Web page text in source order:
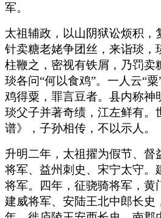
军。
太祖辅政，以山阴狱讼烦积，
针卖糖老姥争团丝，来诣琰，
柱鞭之，密视有铁屑，乃罚卖
琰各问“何以食鸡”。一人云“
鸡得粟，罪言豆者。县内称神
琰父子并著奇绩，江左鲜有。
谱》，子孙相传，不以示人。
升明二年，太祖擢为假节、督
将军、益州刺史、宋宁太守。
将军。四年，征骁骑将军，黄
建威将军、安陆王北中郎长史